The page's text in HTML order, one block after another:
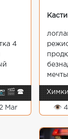
4
🎬 🕿
Mar
Химки
👁